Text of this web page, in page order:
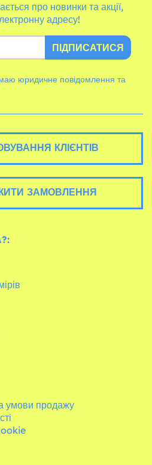
про новинки та акції,
адресу!
ПІДПИСАТИСЯ
юридичне повідомлення та
КЛІЄНТІВ
ЗАМОВЛЕННЯ
умови продажу